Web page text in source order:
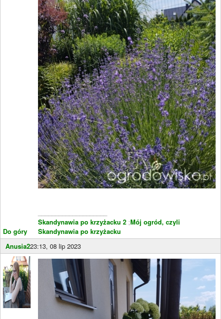
Do góry
Skandynawia po krzyżacku 2 ;Mój ogród, czyli
Skandynawia po krzyżacku
Anusia223:13, 08 lip 2023